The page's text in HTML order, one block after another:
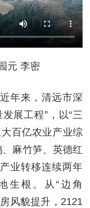
元 李密
年来，清远市深
展工程”，以“三
百亿农业产业综
麻竹笋、英德红
业转移连续两年
生根。从“边角
风貌提升，2121